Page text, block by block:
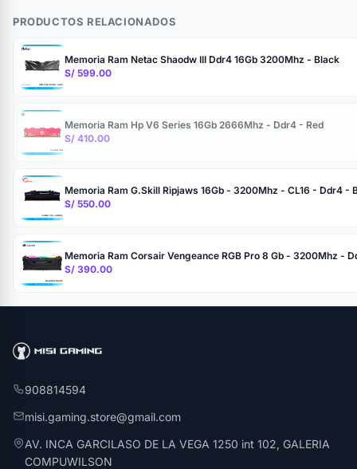
PRODUCTOS RELACIONADOS
Memoria Ram Netac Shaodw III Ddr4 16Gb 3200Mhz - Black
S/ 599.00
Memoria Ram Hp V6 Series 16Gb 2666Mhz - Ddr4 - Red
S/ 410.00
Memoria Ram G.Skill Ripjaws 16Gb - 3200Mhz - CL16 - Ddr4 -
S/ 550.00
Memoria Ram Corsair Vengeance RGB Pro 8 Gb - 3200Mhz -
S/ 390.00
908814594
misi.gaming.store@gmail.com
AV. INCA GARCILASO DE LA VEGA 1250 int 102, GALERIA
COMPUWILSON